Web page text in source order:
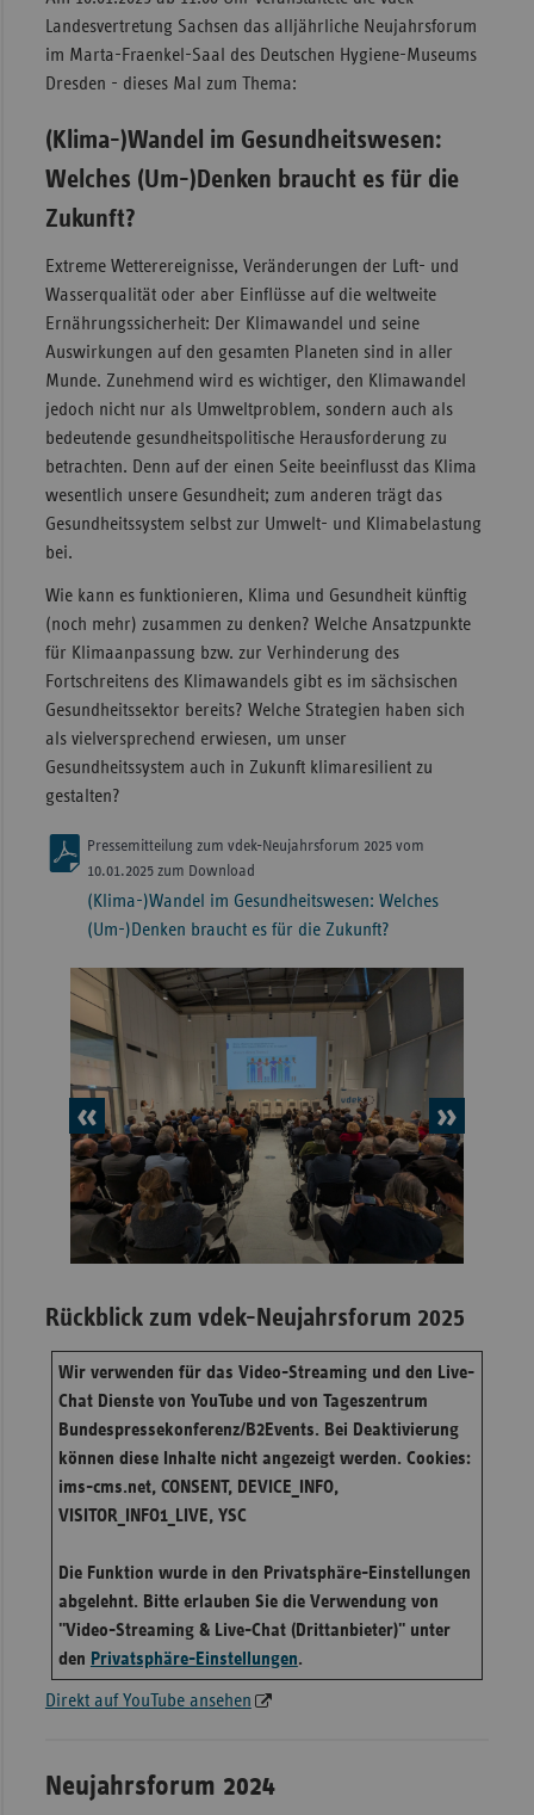
Landesvertretung Sachsen das alljährliche Neujahrsforum
im Marta-Fraenkel-Saal des Deutschen Hygiene-Museums
Dresden - dieses Mal zum Thema:
(Klima-)Wandel im Gesundheitswesen:
Welches (Um-)Denken braucht es für die
Zukunft?
Extreme Wetterereignisse, Veränderungen der Luft- und
Wasserqualität oder aber Einﬂüsse auf die weltweite
Ernährungssicherheit: Der Klimawandel und seine
Auswirkungen auf den gesamten Planeten sind in aller
Munde. Zunehmend wird es wichtiger, den Klimawandel
jedoch nicht nur als Umweltproblem, sondern auch als
bedeutende gesundheitspolitische Herausforderung zu
betrachten. Denn auf der einen Seite beeinﬂusst das Klima
wesentlich unsere Gesundheit; zum anderen trägt das
Gesundheitssystem selbst zur Umwelt- und Klimabelastung
bei.
Wie kann es funktionieren, Klima und Gesundheit künftig
(noch mehr) zusammen zu denken? Welche Ansatzpunkte
für Klimaanpassung bzw. zur Verhinderung des
Fortschreitens des Klimawandels gibt es im sächsischen
Gesundheitssektor bereits? Welche Strategien haben sich
als vielversprechend erwiesen, um unser
Gesundheitssystem auch in Zukunft klimaresilient zu
gestalten?
Pressemitteilung zum vdek-Neujahrsforum 2025 vom
10.01.2025 zum Download
(Klima-)Wandel im Gesundheitswesen: Welches
(Um-)Denken braucht es für die Zukunft?
vorheriges
Element
Rückblick zum vdek-Neujahrsforum 2025
Wir verwenden für das Video-Streaming und den Live-
Chat Dienste von YouTube und von Tageszentrum
Bundespressekonferenz/B2Events. Bei Deaktivierung
können diese Inhalte nicht angezeigt werden. Cookies:
ims-cms.net, CONSENT, DEVICE_INFO,
VISITOR_INFO1_LIVE, YSC
Die Funktion wurde in den Privatsphäre-Einstellungen
abgelehnt. Bitte erlauben Sie die Verwendung von
"Video-Streaming & Live-Chat (Drittanbieter)" unter
den Privatsphäre-Einstellungen.
Direkt auf YouTube ansehen
Neujahrsforum 2024